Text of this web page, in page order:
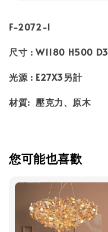
F-2072-1
尺寸 : W1180 H500
光源 : E27X3另計
材質: 壓克力、原木
您可能也喜歡